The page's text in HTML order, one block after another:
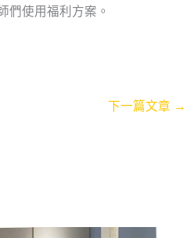
們使用福利方案。
下一篇文章 →